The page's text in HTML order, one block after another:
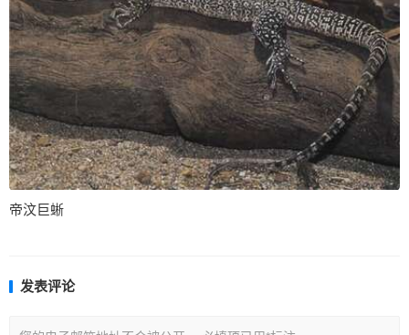
帝汶巨蜥
发表评论